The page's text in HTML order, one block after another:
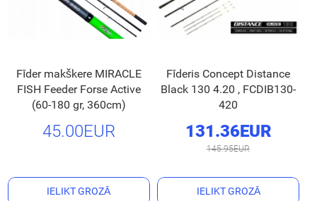
Fīder makškere MIRACLE
FISH Feeder Forse Active
(60-180 gr, 360cm)
45.00EUR
IELIKT GROZĀ
Fīderis Concept Distance
Black 130 4.20 , FCDIB130-
420
131.36EUR
145.95EUR
IELIKT GROZĀ